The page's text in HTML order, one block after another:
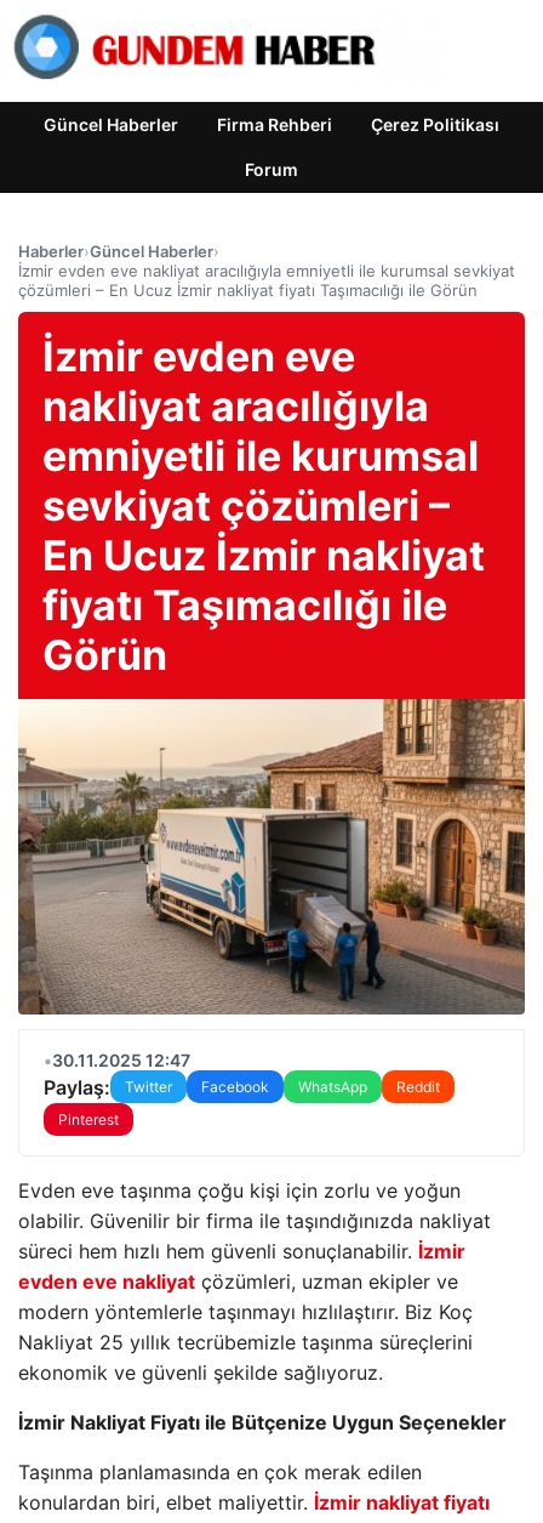
Güncel Haberler Firma Rehberi Çerez Politikası
Forum
Haberler›Güncel Haberler›
İzmir evden eve nakliyat aracılığıyla emniyetli ile kurumsal sevkiyat
çözümleri – En Ucuz İzmir nakliyat fiyatı Taşımacılığı ile Görün
İzmir evden eve
nakliyat aracılığıyla
emniyetli ile kurumsal
sevkiyat çözümleri –
En Ucuz İzmir nakliyat
fiyatı Taşımacılığı ile
Görün
•30.11.2025 12:47
Paylaş: Twitter Facebook WhatsApp
Reddit
Pinterest
Evden eve taşınma çoğu kişi için zorlu ve yoğun
olabilir. Güvenilir bir firma ile taşındığınızda nakliyat
süreci hem hızlı hem güvenli sonuçlanabilir. İzmir
evden eve nakliyat çözümleri, uzman ekipler ve
modern yöntemlerle taşınmayı hızlılaştırır. Biz Koç
Nakliyat 25 yıllık tecrübemizle taşınma süreçlerini
ekonomik ve güvenli şekilde sağlıyoruz.
İzmir Nakliyat Fiyatı ile Bütçenize Uygun Seçenekler
Taşınma planlamasında en çok merak edilen
konulardan biri, elbet maliyettir. İzmir nakliyat fiyatı